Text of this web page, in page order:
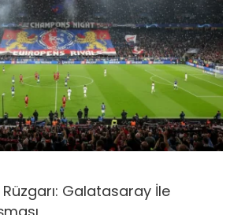
Galatasaray İle